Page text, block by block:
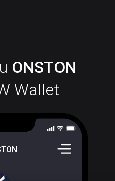
ONSTON
Wallet